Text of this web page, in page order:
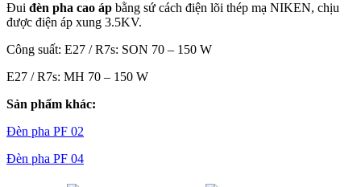
Đui đèn pha cao áp bằng sứ cách điện lõi thép mạ NIKEN, chịu
được điện áp xung 3.5KV.
Công suất: E27 / R7s: SON 70 – 150 W
E27 / R7s: MH 70 – 150 W
Sản phẩm khác:
Đèn pha PF 02
Đèn pha PF 04